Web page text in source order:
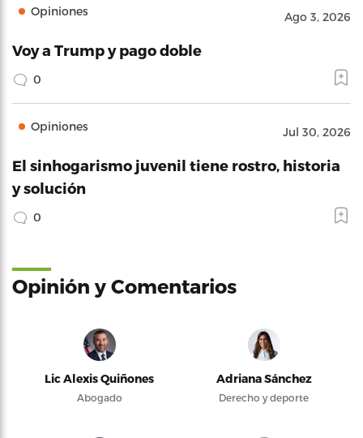
Opiniones Ago 3, 2026
Voy a Trump y pago doble
0
Opiniones Jul 30, 2026
El sinhogarismo juvenil tiene rostro, historia
y solución
0
Opinión y Comentarios
Lic Alexis Quiñones
Abogado
Adriana Sánchez
Derecho y deporte